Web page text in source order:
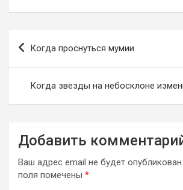
Навигация
по
Когда проснуться мумии
Когда звезды на небосклоне
Добавить
Ваш адрес email не будет опубликован.
поля помечены *